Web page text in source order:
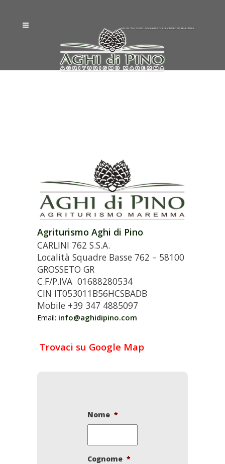
Agriturismo Aghi di Pino
CARLINI 762 S.S.A.
Località Squadre Basse 762 – 58100
GROSSETO GR
C.F/P.IVA 01688280534
CIN IT053011B56HCSBADB
Mobile +39 347 4885097
Email: info@aghidipino.com
Trovaci su Google Map
Nome *
Cognome *